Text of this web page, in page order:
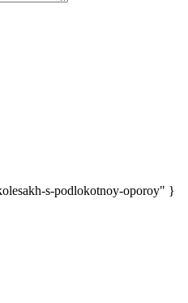
s-podlokotnoy-oporoy" }